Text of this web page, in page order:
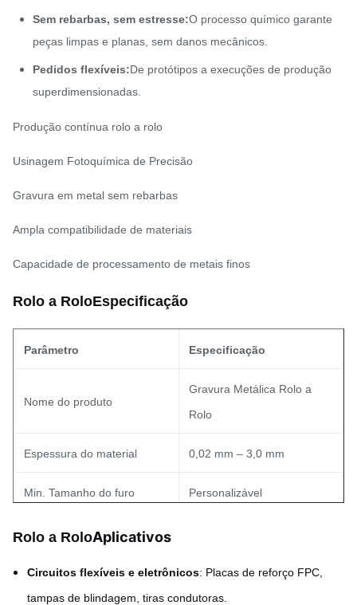
Sem rebarbas, sem estresse:O processo químico garante
peças limpas e planas, sem danos mecânicos.
Pedidos flexíveis:De protótipos a execuções de produção
superdimensionadas.
Produção contínua rolo a rolo
Usinagem Fotoquímica de Precisão
Gravura em metal sem rebarbas
Ampla compatibilidade de materiais
Capacidade de processamento de metais finos
Rolo a RoloEspecificação
Parâmetro Especificação
Nome do produto
Gravura Metálica Rolo a
Rolo
Espessura do material 0,02 mm – 3,0 mm
Min. Tamanho do furo Personalizável
Min. Largura da linha
Tolerância ±0,01 mm
Rolo a RoloAplicativos
Circuitos flexíveis e eletrônicos: Placas de reforço FPC,
tampas de blindagem, tiras condutoras.